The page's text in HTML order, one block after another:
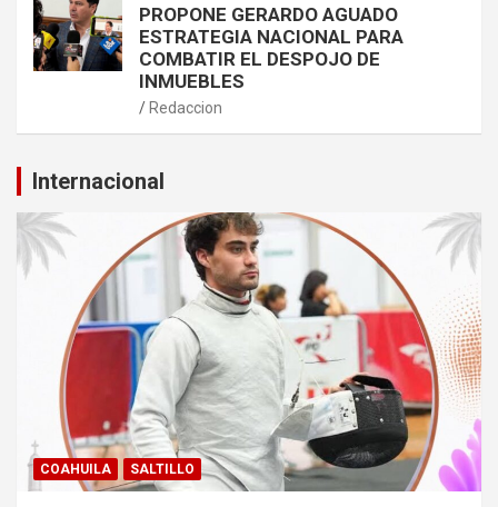
PROPONE GERARDO AGUADO
ESTRATEGIA NACIONAL PARA
COMBATIR EL DESPOJO DE
INMUEBLES
Redaccion
Internacional
COAHUILA SALTILLO